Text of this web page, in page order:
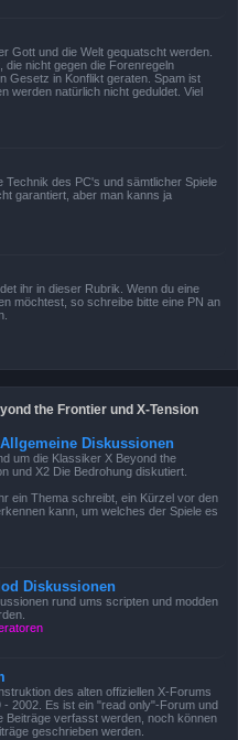
Gott und die Welt gequatscht werden.
die nicht gegen die Forenregeln
Gesetz in Konflikt geraten. Spam ist
werden natürlich nicht geduldet. Viel
Technik des PC's und sämtlicher Spiele
garantiert, aber man kanns ja
ihr in dieser Rubrik. Wenn du eine
möchtest, so schreibe bitte eine PN an
the Frontier und X-Tension
Diskussionen
um die Klassiker X Beyond the
und X2 Die Bedrohung diskutiert.
ein Thema schreibt, ein Kürzel vor den
kann, um welches der Spiele es
Diskussionen
rund ums scripten und modden
des alten offiziellen X-Forums
- 2002. Es ist ein "read only"-Forum und
Beiträge verfasst werden, noch können
geschrieben werden.